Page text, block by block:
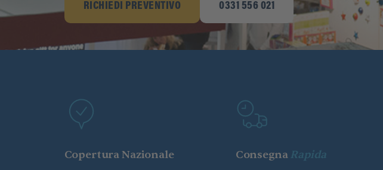
RICHIEDI PREVENTIVO 0331 556 021
Copertura Nazionale Consegna Rapida